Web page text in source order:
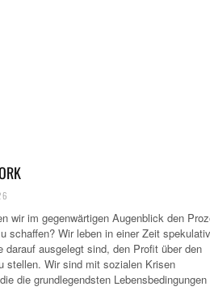
wir im gegenwärtigen Augenblick den
schaffen? Wir leben in einer Zeit
darauf ausgelegt sind, den Profit über den
stellen. Wir sind mit sozialen Krisen
die grundlegendsten Lebensbedingungen